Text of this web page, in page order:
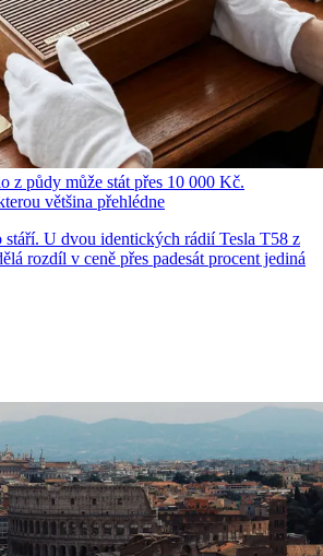
z půdy může stát přes 10 000 Kč.
většina přehlédne
stáří. U dvou identických rádií Tesla T58 z
rozdíl v ceně přes padesát procent jediná